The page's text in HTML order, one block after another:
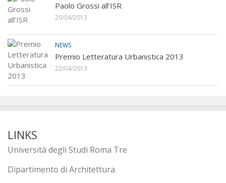
Paolo Grossi all’ISR
20/04/2013
NEWS
Premio Letteratura Urbanistica 2013
22/04/2013
LINKS
Università degli Studi Roma Tre
Dipartimento di Architettura